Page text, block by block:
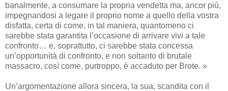
banalmente, a consumare la propria vendetta ma, ancor più,
impegnandosi a legare il proprio nome a quello della vostra
disfatta, certa di come, in tal maniera, quantomeno ci
sarebbe stata garantita l’occasione di arrivare vivi a tale
confronto… e, soprattutto, ci sarebbe stata concessa
un’opportunità di confronto, e non soltanto di brutale
massacro, così come, purtroppo, è accaduto per Brote. »
Un’argomentazione allora sincera, la sua, scandita con il